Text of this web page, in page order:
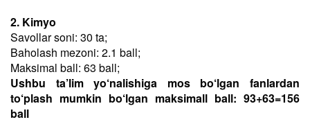
2. Kimyo
Savollar soni: 30 ta;
Baholash mezoni: 2.1 ball;
Maksimal ball: 63 ball;
Ushbu ta’lim yo‘nalishiga mos bo‘lgan fanlardan
to‘plash mumkin bo‘lgan maksimall ball: 93+63=156
ball